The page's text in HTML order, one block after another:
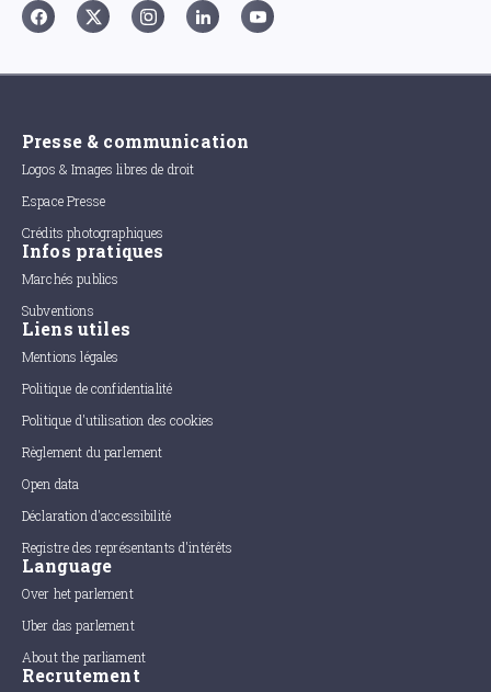
Presse & communication
Logos & Images libres de droit
Espace Presse
Crédits photographiques
Infos pratiques
Marchés publics
Subventions
Liens utiles
Mentions légales
Politique de confidentialité
Politique d'utilisation des cookies
Règlement du parlement
Open data
Déclaration d'accessibilité
Registre des représentants d'intérêts
Language
Over het parlement
Uber das parlement
About the parliament
Recrutement